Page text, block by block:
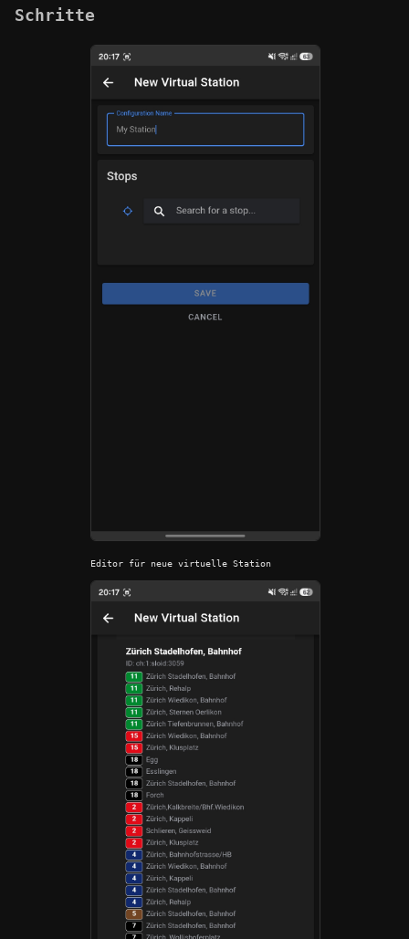
Schritte
Editor für neue virtuelle Station